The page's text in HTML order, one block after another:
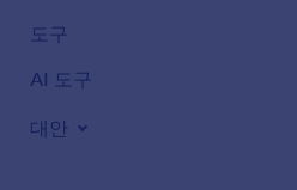
도구
AI 도구
대안